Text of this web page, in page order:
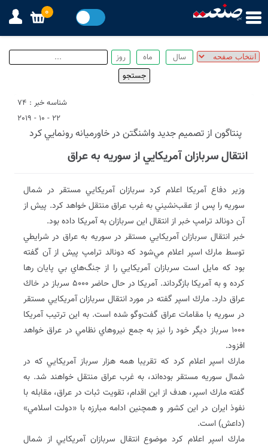
شناسه خبر : 74
22 - 10 - 2019
پنتاگون از تصميم جديد واشنگتن در خاورميانه رونمايي كرد
انتقال سربازان آمريكايي از سوريه به عراق
وزير دفاع آمريكا اعلام كرد سربازان آمريكايي مستقر در شمال
سوريه را پس از عقب‌نشيني به غرب عراق منتقل خواهد كرد. پيش از
آن دونالد ترامپ خبر از انتقال اين سربازان به آمريكا داده بود.
خبر انتقال سربازان آمريكايي مستقر در سوريه به عراق در شرايطي
توسط مارك اسپر اعلام مي‌شود كه دونالد ترامپ پيش از آن گفته
بود كه مايل است سربازان آمريكايي را از جنگ‌هاي بي پايان رها
كرده و به آمريكا بازگرداند. آمريكا در حال حاضر ۵۰۰۰ سرباز در خاك
عراق دارد. مارك اسپر گفته در مورد انتقال سربازان آمريكايي مستقر
در سوريه با مقامات عراق گفت‌وگو شده است. به اين ترتيب آمريكا
۱۰۰۰ سرباز ديگر خود را نيز به جمع نيروهاي نظامي در عراق خواهد
افزود.
مارك اسپر اعلام كرد كه تقريبا همه هزار سرباز آمريكايي كه در
شمال سوريه مستقر بوده‌اند، به غرب عراق منتقل خواهند شد. به
گفته مارك اسپر، هدف از اين اقدام، تقويت ثبات در عراق، مقابله با
نفوذ ايران در اين كشور و همچنين ادامه مبارزه با «دولت اسلامي»
(داعش) است.
مارك اسپر اعلام كرد موضوع انتقال سربازان آمريكايي از شمال
0